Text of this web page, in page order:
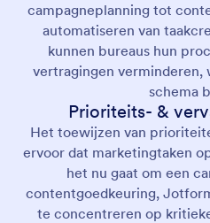
campagneplanning tot
automatiseren van
kunnen bureaus hun
vertragingen verminderen,
schema
Prioriteits- &
Het toewijzen van
ervoor dat marketingtaken
het nu gaat om een
contentgoedkeuring,
te concentreren op